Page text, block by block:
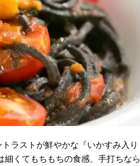
ラストが鮮やかな『いかすみ入り
くてもちもちの食感、手打ちなら